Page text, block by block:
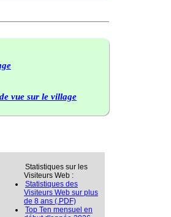
vue sur le village
Statistiques sur les
Visiteurs Web :
Statistiques des
Visiteurs Web sur plus
de 8 ans (.PDF)
Top Ten mensuel en